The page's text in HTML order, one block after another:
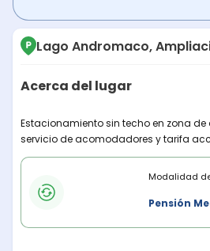
Lago Andromaco,
Acerca del lugar
Descripción del lugar
Estacionamiento sin techo en zona
servicio de acomodadores y tarifa
Modalidades de renta
Modalidad
Pensión